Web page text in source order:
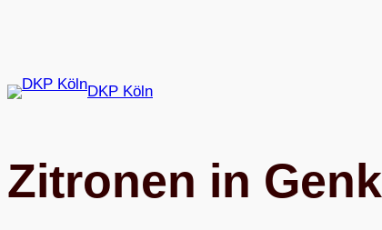
DKP Köln
Zitro­nen in Genk